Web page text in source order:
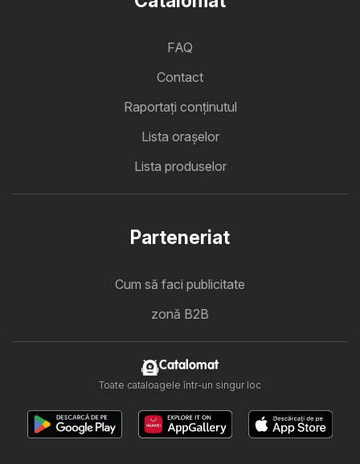
FAQ
Contact
Raportați conținutul
Lista oraşelor
Lista produselor
Parteneriat
Cum să faci publicitate
zonă B2B
Catalomat
Toate cataloagele într-un singur loc